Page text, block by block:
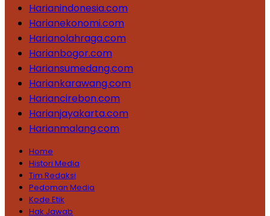
Harianindonesia.com
Harianekonomi.com
Harianolahraga.com
Harianbogor.com
Hariansumedang.com
Hariankarawang.com
Hariancirebon.com
Harianjayakarta.com
Harianmalang.com
Home
Histori Media
Tim Redaksi
Pedoman Media
Kode Etik
Hak Jawab